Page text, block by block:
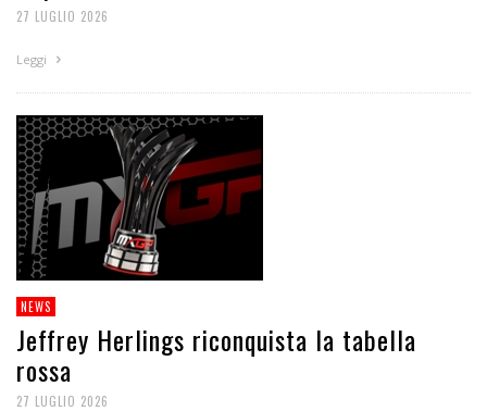
27 LUGLIO 2026
Leggi
NEWS
Jeffrey Herlings riconquista la tabella
rossa
27 LUGLIO 2026